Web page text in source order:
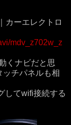
カーエレクトロ
mdv_z702w_z
くナビだと思
ッチパネルも相
してwifi接続する